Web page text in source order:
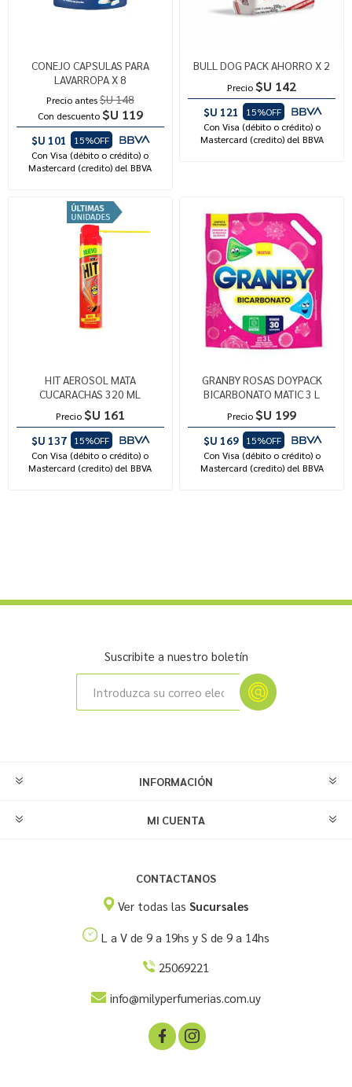
CONEJO CAPSULAS PARA
LAVARROPA X 8
Precio antes$U 148
Con descuento $U 119
$U 101
15%OFF
Con Visa (débito o crédito) o
Mastercard (credito) del BBVA
BULL DOG PACK AHORRO X 2
Precio $U 142
$U 121
15%OFF
Con Visa (débito o crédito) o
Mastercard (credito) del BBVA
HIT AEROSOL MATA
CUCARACHAS 320 ML
Precio $U 161
$U 137
15%OFF
Con Visa (débito o crédito) o
Mastercard (credito) del BBVA
GRANBY ROSAS DOYPACK
BICARBONATO MATIC 3 L
Precio $U 199
$U 169
15%OFF
Con Visa (débito o crédito) o
Mastercard (credito) del BBVA
Suscribite a nuestro boletín
INFORMACIÓN
MI CUENTA
CONTACTANOS
Ver todas las Sucursales
L a V de 9 a 19hs y S de 9 a 14hs
25069221
info@milyperfumerias.com.uy